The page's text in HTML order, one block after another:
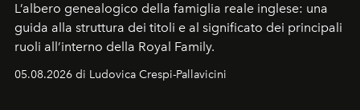
L’albero genealogico della famiglia reale inglese: una
guida alla struttura dei titoli e al significato dei principali
ruoli all’interno della Royal Family.
05.08.2026 di Ludovica Crespi-Pallavicini